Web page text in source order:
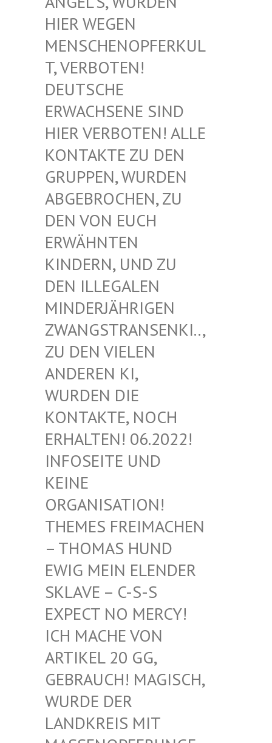
IER WEGEN M
ENSCHENOPFERKULT
, VERBOTEN! D
EUTSCHE E
RWACHSENE SIND H
IER VERBOTEN! ALLE K
ONTAKTE ZU DEN G
RUPPEN, WURDEN A
BGEBROCHEN, ZU D
EN VON EUCH E
RWÄHNTEN K
INDERN, UND ZU D
EN ILLEGALEN M
INDERJÄHRIGEN Z
WANGSTRANSENKI.., Z
U DEN VIELEN A
NDEREN KI, W
URDEN DIE K
ONTAKTE, NOCH E
RHALTEN! 06.2022! I
NFOSEITE UND K
EINE O
RGANISATION! T
HEMES FREIMACHEN –
THOMAS HUND E
WIG MEIN ELENDER S
KLAVE – C-S-S E
XPECT NO MERCY! I
CH MACHE VON A
RTIKEL 20 GG, G
EBRAUCH! MAGISCH, W
URDE DER L
ANDKREIS MIT M